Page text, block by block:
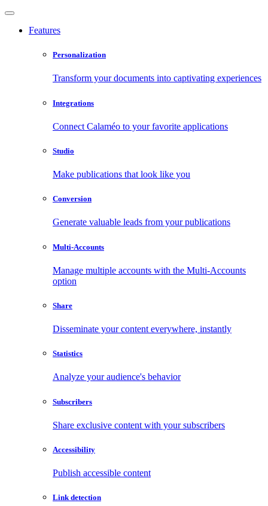
Features
Personalization
Transform your documents into captivating experiences
Integrations
Connect Calaméo to your favorite applications
Studio
Make publications that look like you
Conversion
Generate valuable leads from your publications
Multi-Accounts
Manage multiple accounts with the Multi-Accounts
option
Share
Disseminate your content everywhere, instantly
Statistics
Analyze your audience's behavior
Subscribers
Share exclusive content with your subscribers
Accessibility
Publish accessible content
Link detection